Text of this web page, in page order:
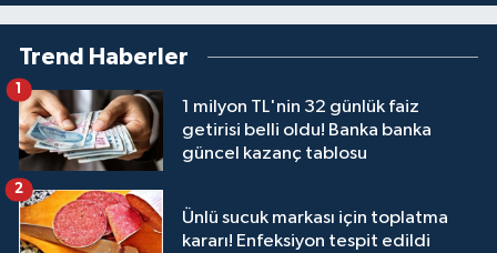
Trend Haberler
1 milyon TL'nin 32 günlük faiz
getirisi belli oldu! Banka banka
güncel kazanç tablosu
1
Ünlü sucuk markası için toplatma
kararı! Enfeksiyon tespit edildi
2